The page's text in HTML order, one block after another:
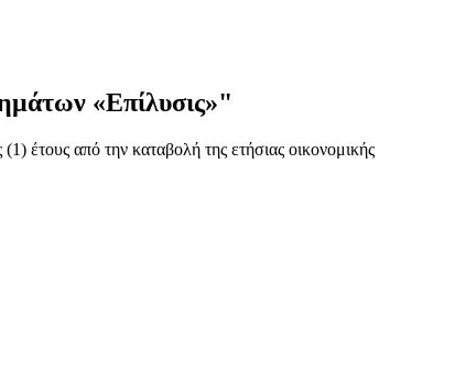
«Επίλυσις»"
έτους από την καταβολή της ετήσιας οικονομικής